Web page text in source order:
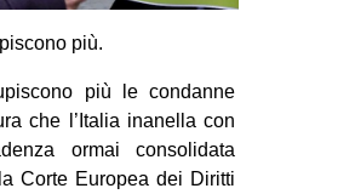
MOVIMENTI
AMBIENTE
ANTIFASCISMO
DIRITTO ALL’ABITARE
GENERI
più.
più le condanne
che l’Italia inanella con
ormai consolidata
Corte Europea dei Diritti